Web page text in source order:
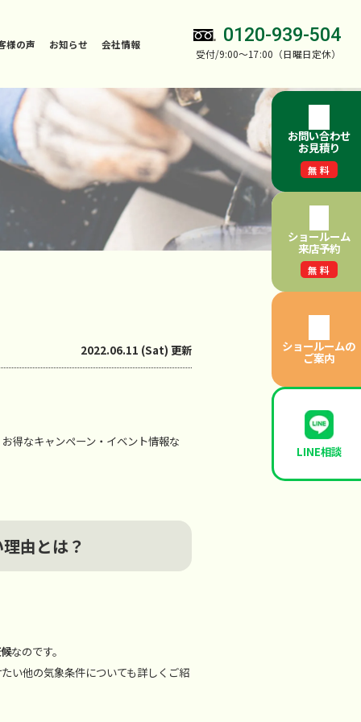
様の声 お知らせ 会社情報 0120-939-504
受付/9:00～17:00（日曜日定休）
2022.06.11 (Sat) 更新
得なキャンペーン・イベント情報な
由とは？
なのです。
い他の気象条件についても詳しくご紹
お問い合わせ
お見積り
無料
ショールーム
来店予約
無料
ショールームの
ご案内
LINE相談